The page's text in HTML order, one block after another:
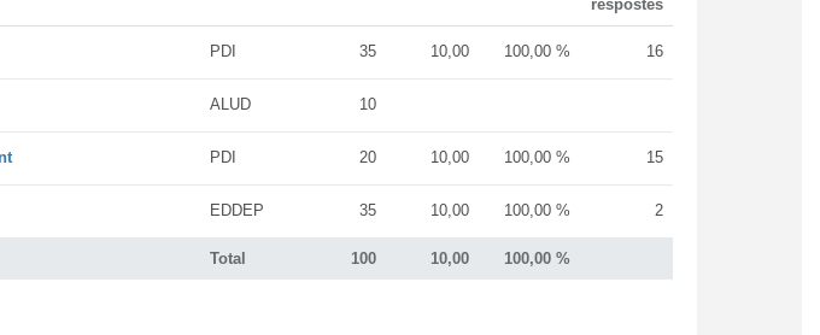
respostes
Total 100 10,00 100,00 %
PDI 35 10,00 100,00 % 16
ALUD 10
PDI 20 10,00 100,00 % 15
EDDEP 35 10,00 100,00 % 2